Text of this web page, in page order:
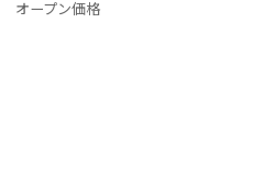
オープン価格